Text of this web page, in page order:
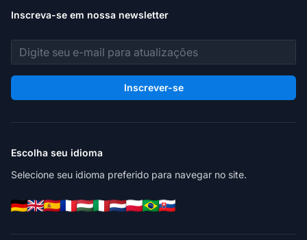
Inscreva-se em nossa newsletter
Endereço de e-mail
Inscrever-se
Escolha seu idioma
Selecione seu idioma preferido para navegar no site.